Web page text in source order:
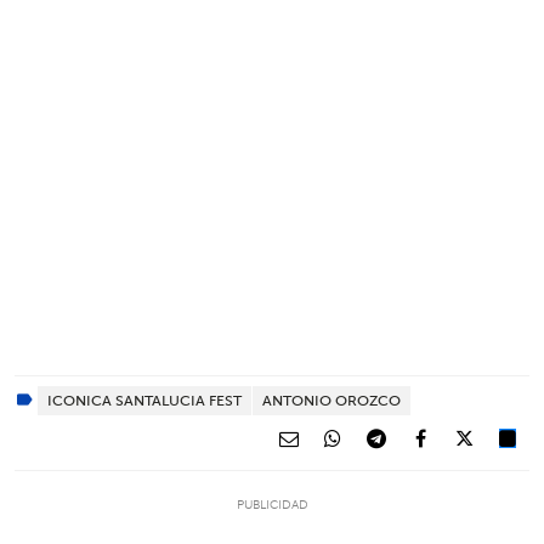
ICONICA SANTALUCIA FEST ANTONIO OROZCO